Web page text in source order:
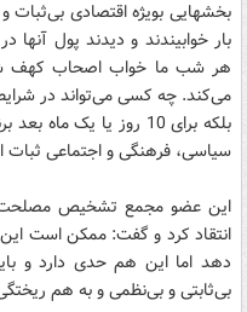
بخشهایی بویژه اقتصادی
بار خوابیندند و دیدند پول آنها
هر شب ما خواب اصحاب کهف
بلکه برای 10 روز یا یک
سیاسی، فرهنگی و اجتماعی ثبات
این عضو مجمع تشخیص مصلحت
انتقاد کرد و گفت: ممکن است
دهد اما این هم حدی دارد و
بی‌ثابتی و بی‌نظمی و به هم